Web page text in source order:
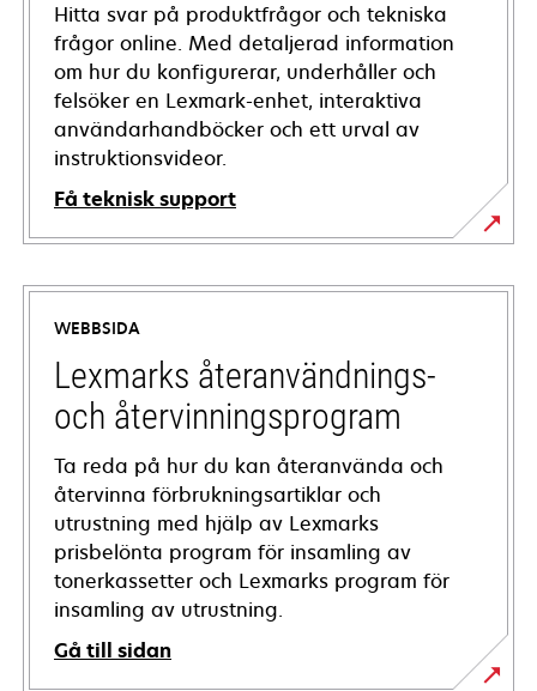
Hitta svar på produktfrågor och tekniska
frågor online. Med detaljerad information
om hur du konfigurerar, underhåller och
felsöker en Lexmark-enhet, interaktiva
användarhandböcker och ett urval av
instruktionsvideor.
Få teknisk support
opens
in
new
tab
WEBBSIDA
Lexmarks återanvändnings-
och återvinningsprogram
Ta reda på hur du kan återanvända och
återvinna förbrukningsartiklar och
utrustning med hjälp av Lexmarks
prisbelönta program för insamling av
tonerkassetter och Lexmarks program för
insamling av utrustning.
Gå till sidan